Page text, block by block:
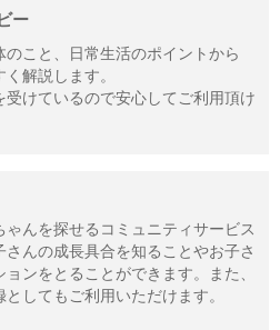
ー
こと、日常生活のポイントから
解説します。
けているので安心してご利用頂け
んを探せるコミュニティサービス
んの成長具合を知ることやお子さ
ンをとることができます。また、
してもご利用いただけます。